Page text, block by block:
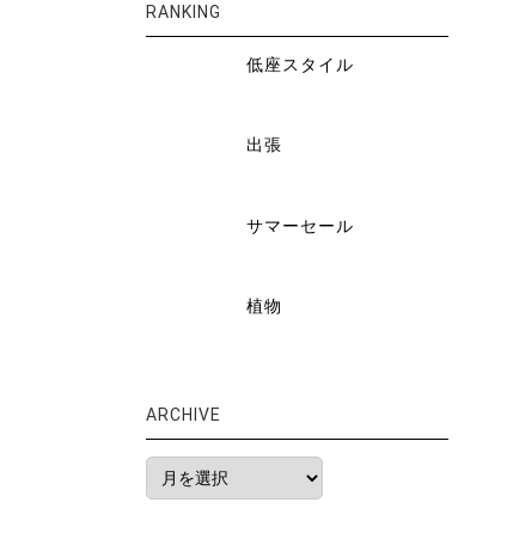
RANKING
低座スタイル
出張
サマーセール
植物
ARCHIVE